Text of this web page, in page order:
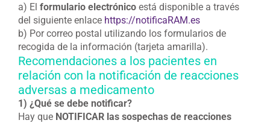
a) El formulario electrónico está disponible a través
del siguiente enlace https://notificaRAM.es
b) Por correo postal utilizando los formularios de
recogida de la información (tarjeta amarilla).
Recomendaciones a los pacientes en
relación con la notificación de reacciones
adversas a medicamento
1) ¿Qué se debe notificar?
Hay que NOTIFICAR las sospechas de reacciones